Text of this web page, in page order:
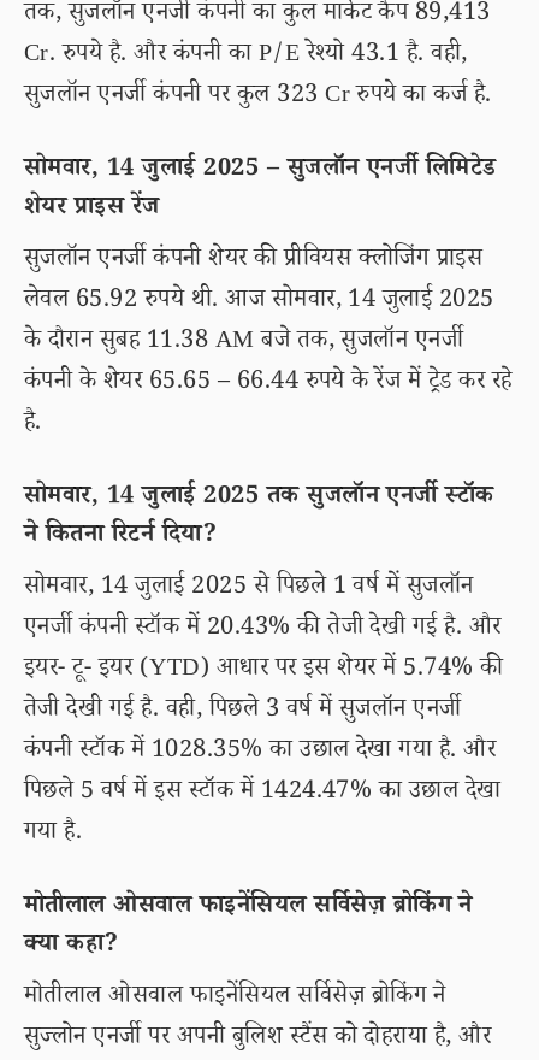
तक, सुजलॉन एनर्जी कंपनी का कुल मार्केट कैप 89,413
Cr. रुपये है. और कंपनी का P/E रेश्यो 43.1 है. वही,
सुजलॉन एनर्जी कंपनी पर कुल 323 Cr रुपये का कर्ज है.
सोमवार, 14 जुलाई 2025 – सुजलॉन एनर्जी लिमिटेड
शेयर प्राइस रेंज
सुजलॉन एनर्जी कंपनी शेयर की प्रीवियस क्लोजिंग प्राइस
लेवल 65.92 रुपये थी. आज सोमवार, 14 जुलाई 2025
के दौरान सुबह 11.38 AM बजे तक, सुजलॉन एनर्जी
कंपनी के शेयर 65.65 – 66.44 रुपये के रेंज में ट्रेड कर रहे
है.
सोमवार, 14 जुलाई 2025 तक सुजलॉन एनर्जी स्टॉक
ने कितना रिटर्न दिया?
सोमवार, 14 जुलाई 2025 से पिछले 1 वर्ष में सुजलॉन
एनर्जी कंपनी स्टॉक में 20.43% की तेजी देखी गई है. और
इयर- टू- इयर (YTD) आधार पर इस शेयर में 5.74% की
तेजी देखी गई है. वही, पिछले 3 वर्ष में सुजलॉन एनर्जी
कंपनी स्टॉक में 1028.35% का उछाल देखा गया है. और
पिछले 5 वर्ष में इस स्टॉक में 1424.47% का उछाल देखा
गया है.
मोतीलाल ओसवाल फाइनेंसियल सर्विसेज़ ब्रोकिंग ने
क्या कहा?
मोतीलाल ओसवाल फाइनेंसियल सर्विसेज़ ब्रोकिंग ने
सुज्लोन एनर्जी पर अपनी बुलिश स्टैंस को दोहराया है, और